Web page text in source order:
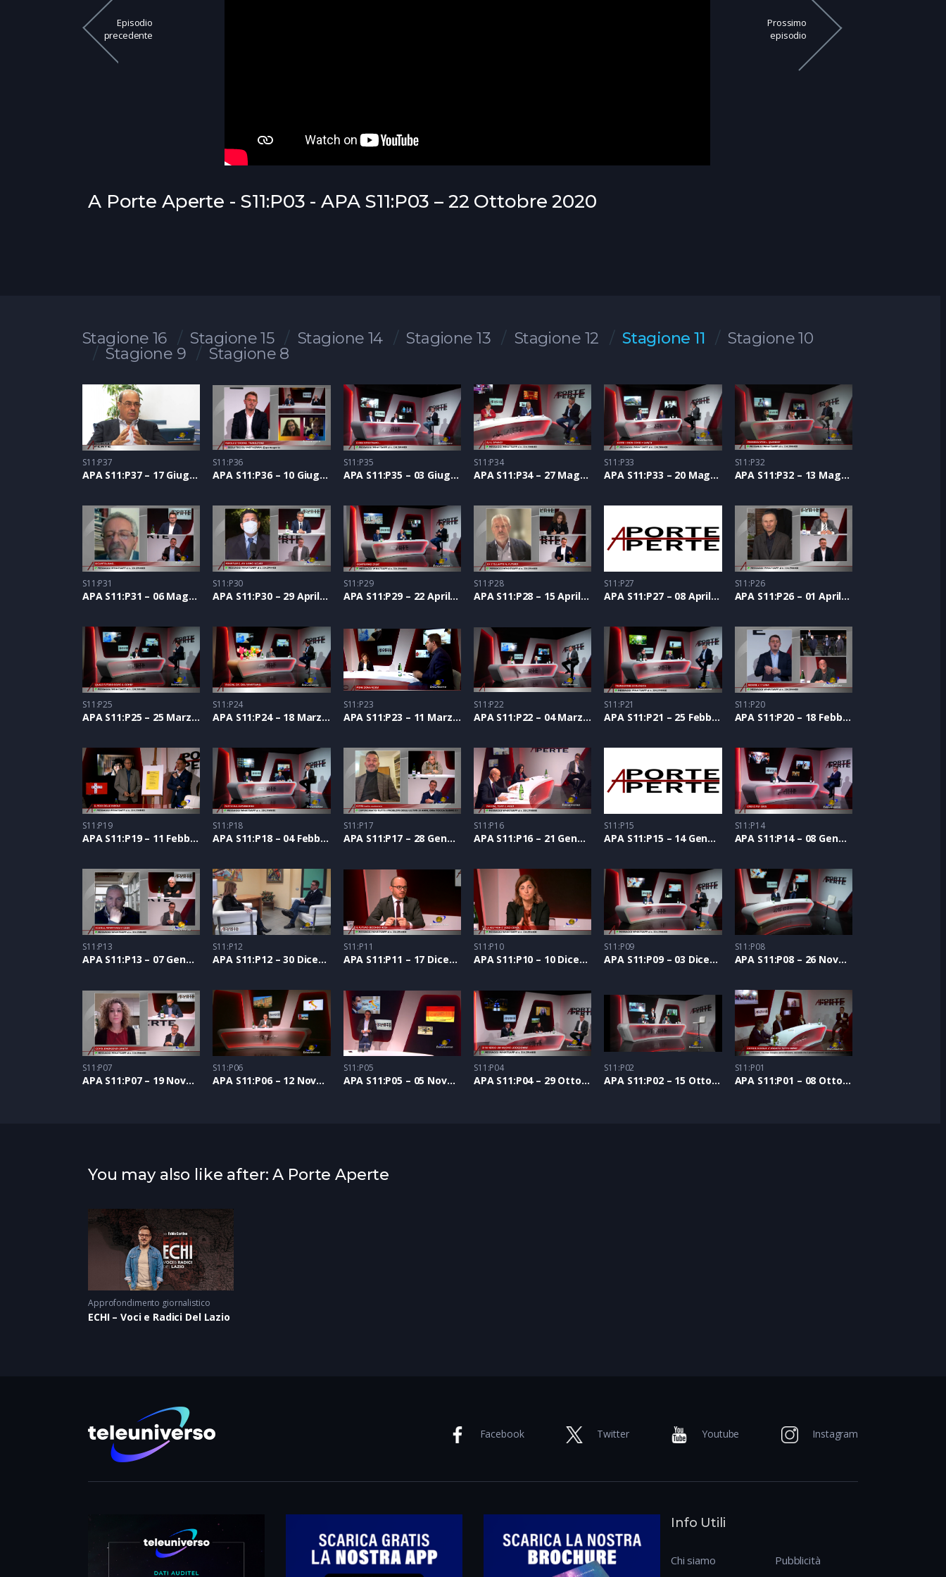
Episodio
precedente
Prossimo
episodio
A Porte Aperte - S11:P03 - APA S11:P03 – 22 Ottobre 2020
Stagione 16 Stagione 15 Stagione 14 Stagione 13 Stagione 12 Stagione 11
Stagione 10
Stagione 9
Stagione 8
S11:P37
APA S11:P37 – 17 Giugno 2021
S11:P36
APA S11:P36 – 10 Giugno 2021
S11:P35
APA S11:P35 – 03 Giugno 2021
S11:P34
APA S11:P34 – 27 Maggio 2021
S11:P33
APA S11:P33 – 20 Maggio 2021
S11:P32
APA S11:P32 – 13 Maggio 2021
S11:P31
APA S11:P31 – 06 Maggio 2021
S11:P30
APA S11:P30 – 29 Aprile 2021
S11:P29
APA S11:P29 – 22 Aprile 2021
S11:P28
APA S11:P28 – 15 Aprile 2021
S11:P27
APA S11:P27 – 08 Aprile 2021
S11:P26
APA S11:P26 – 01 Aprile 2021
S11:P25
APA S11:P25 – 25 Marzo 2021
S11:P24
APA S11:P24 – 18 Marzo 2021
S11:P23
APA S11:P23 – 11 Marzo 2021
S11:P22
APA S11:P22 – 04 Marzo 2021
S11:P21
APA S11:P21 – 25 Febbraio 2021
S11:P20
APA S11:P20 – 18 Febbraio 2021
S11:P19
APA S11:P19 – 11 Febbraio 2021
S11:P18
APA S11:P18 – 04 Febbraio 2021
S11:P17
APA S11:P17 – 28 Gennaio 2021
S11:P16
APA S11:P16 – 21 Gennaio 2021
S11:P15
APA S11:P15 – 14 Gennaio 2021
S11:P14
APA S11:P14 – 08 Gennaio 2021
S11:P13
APA S11:P13 – 07 Gennaio 2021
S11:P12
APA S11:P12 – 30 Dicembre 2020
S11:P11
APA S11:P11 – 17 Dicembre 2020
S11:P10
APA S11:P10 – 10 Dicembre 2020
S11:P09
APA S11:P09 – 03 Dicembre 2020
S11:P08
APA S11:P08 – 26 Novembre 2020
S11:P07
APA S11:P07 – 19 Novembre 2020
S11:P06
APA S11:P06 – 12 Novembre 2020
S11:P05
APA S11:P05 – 05 Novembre 2020
S11:P04
APA S11:P04 – 29 Ottobre 2020
S11:P02
APA S11:P02 – 15 Ottobre 2020
S11:P01
APA S11:P01 – 08 Ottobre 2020
You may also like after: A Porte Aperte
Approfondimento giornalistico
ECHI – Voci e Radici Del Lazio
Facebook Twitter Youtube Instagram
Info Utili
Chi siamo
Pubblicità